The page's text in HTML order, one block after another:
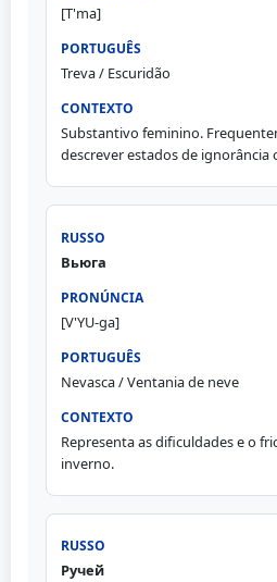
[T'ma]
Treva / Escuridão
Substantivo feminino.
descrever estados de ignorância
Вьюга
[V'YU-ga]
Nevasca / Ventania de neve
Representa as dificuldades e o
inverno.
Ручей